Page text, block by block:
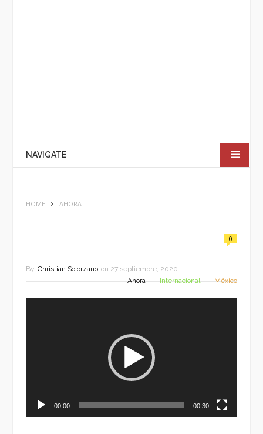
NAVIGATE
HOME AHORA
0
By Christian Solorzano on 27 septiembre, 2020
Ahora
Internacional México
00:00 00:30